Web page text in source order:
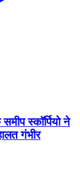
स्कॉर्पियो ने
गंभीर